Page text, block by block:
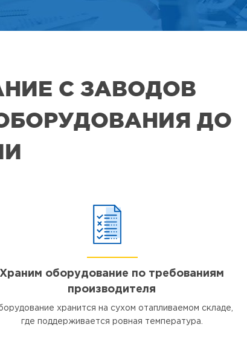
С ЗАВОДОВ
ДО
Храним оборудование по требованиям
производителя
хранится на сухом отапливаемом складе,
где поддерживается ровная температура.